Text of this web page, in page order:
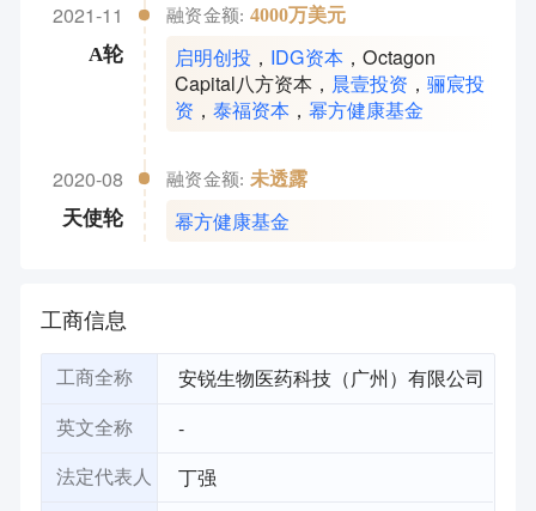
2021-11
A轮
融资金额: 4000万美元
启明创投 ， IDG资本 ，Octagon
Capital八方资本 ， 晨壹投资 ，骊宸投
资 ，泰福资本 ，幂方健康基金
2020-08
天使轮
融资金额: 未透露
幂方健康基金
工商信息
工商全称 安锐生物医药科技（广州）有限公司
英文全称 -
法定代表人 丁强